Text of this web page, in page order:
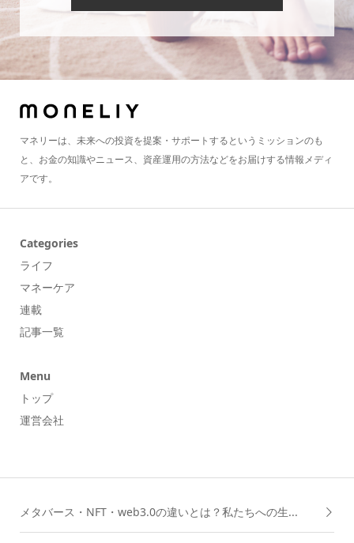
マネリーは、未来への投資を提案・サポートするというミッションのも
と、お金の知識やニュース、資産運用の方法などをお届けする情報メディ
アです。
Categories
ライフ
マネーケア
連載
記事一覧
Menu
トップ
運営会社
メタバース・NFT・web3.0の違いとは？私たちへの生...